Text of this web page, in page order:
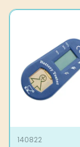
140822